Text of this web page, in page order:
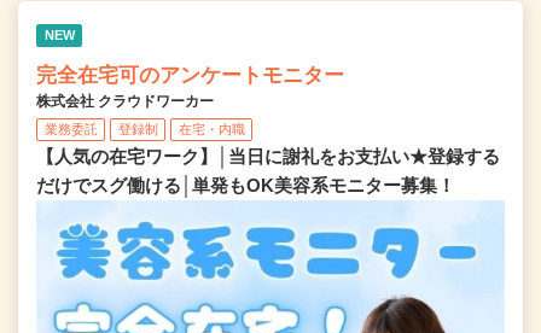
NEW
完全在宅可のアンケートモニター
株式会社 クラウドワーカー
業務委託 登録制 在宅・内職
【人気の在宅ワーク】│当日に謝礼をお支払い★登録する
だけでスグ働ける│単発もOK美容系モニター募集！